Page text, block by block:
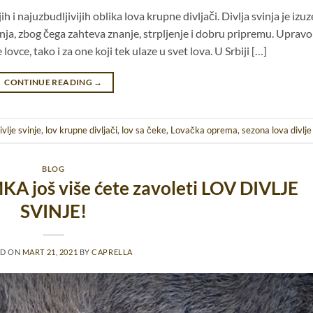
i najuzbudljivijih oblika lova krupne divljači. Divlja svinja je
zbog čega zahteva znanje, strpljenje i dobru pripremu.
tako i za one koji tek ulaze u svet lova. U Srbiji […]
CONTINUE READING →
svinje, lov krupne divljači, lov sa čeke, Lovačka oprema,sezona lova
BLOG
još više ćete zavoleti LOV DIVLJE
SVINJE!
ON MART 21, 2021 BYCAPRELLA